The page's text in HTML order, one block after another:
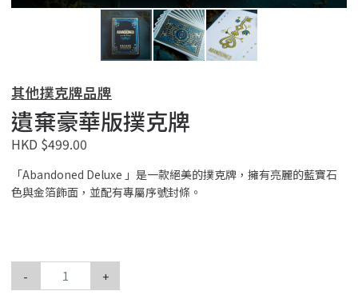
其他撲克牌品牌
遺棄豪華版撲克牌
HKD $499.00
「Abandoned Deluxe 」是一款絕美的撲克牌，擁有亮麗的藍寶石
色與金箔飾面，並配有專屬序號封條。
- +